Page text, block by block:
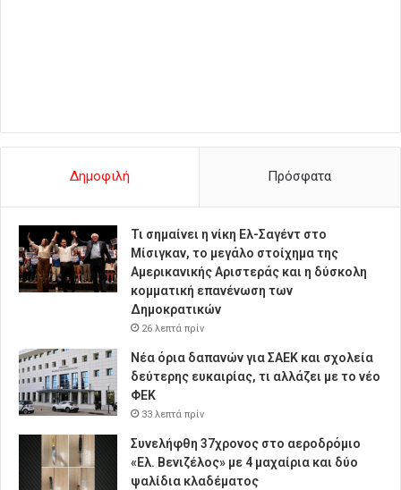
Δημοφιλή Πρόσφατα
Τι σημαίνει η νίκη Ελ-Σαγέντ στο
Μίσιγκαν, το μεγάλο στοίχημα της
Aμερικανικής Αριστεράς και η δύσκολη
κομματική επανένωση των
Δημοκρατικών
26 λεπτά πρίν
Νέα όρια δαπανών για ΣΑΕΚ και σχολεία
δεύτερης ευκαιρίας, τι αλλάζει με το νέο
ΦΕΚ
33 λεπτά πρίν
Συνελήφθη 37χρονος στο αεροδρόμιο
«Ελ. Βενιζέλος» με 4 μαχαίρια και δύο
ψαλίδια κλαδέματος